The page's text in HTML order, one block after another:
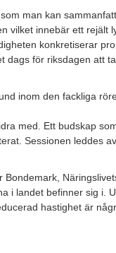
man kan
vilket innebär ett rejält
konkretiserar
dags för riksdagen att
inom den fackliga
med. Ett budskap
Sessionen leddes
i landet befinner sig i.
hastighet är